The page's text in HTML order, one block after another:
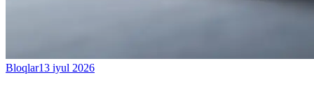
Bloqlar13 iyul 2026